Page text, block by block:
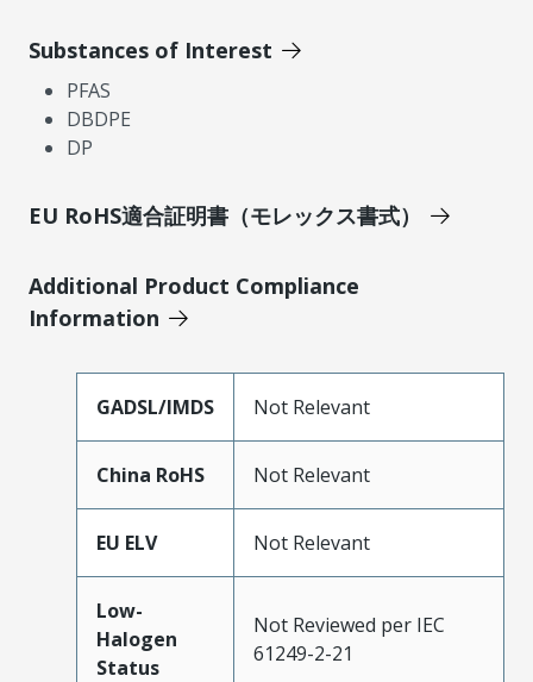
Substances of Interest
PFAS
DBDPE
DP
EU RoHS適合証明書（モレックス書式）
Additional Product Compliance
Information
GADSL/IMDS Not Relevant
China RoHS Not Relevant
EU ELV Not Relevant
Low-
Halogen
Status
Not Reviewed per IEC
61249-2-21